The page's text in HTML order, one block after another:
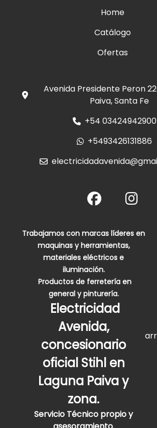
Home
Catálogo
Ofertas
Avenida Presidente Peron
Paiva, Santa Fe
+54 03424942900
+5493426131886
Trabajamos con marcas líderes en
maquinas y herramientas,
materiales eléctricos e
iluminación.
Productos de ferretería en
general y pinturería.
Electricidad
Avenida,
concesionario
oficial Stihl en
Laguna Paiva y
zona.
Servicio Técnico propio y